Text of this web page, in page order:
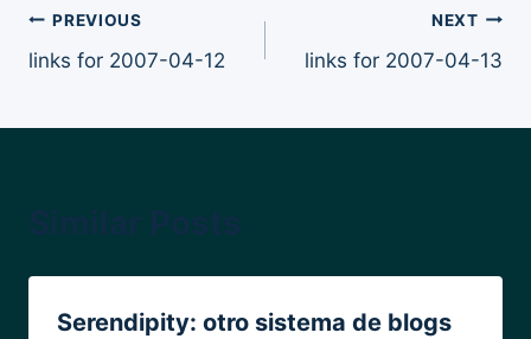
Post
navigation
PREVIOUS
links for 2007-04-12
NEXT
links for 2007-04-13
Serendipity: otro sistema de blogs